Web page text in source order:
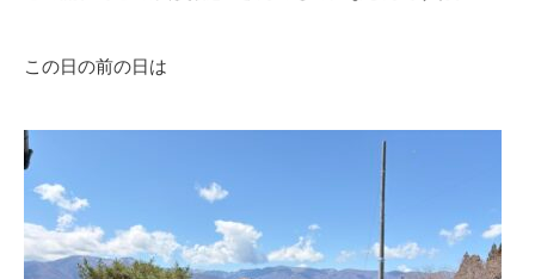
この日の前の日は